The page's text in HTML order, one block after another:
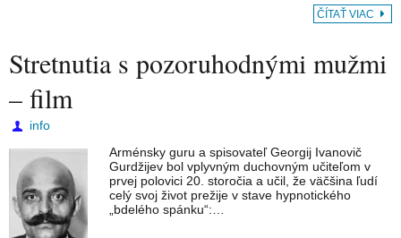
ČÍTAŤ VIAC
Stretnutia s pozoruhodnými mužmi
– film
info
Arménsky guru a spisovateľ Georgij Ivanovič
Gurdžijev bol vplyvným duchovným učiteľom v
prvej polovici 20. storočia a učil, že väčšina ľudí
celý svoj život prežije v stave hypnotického
„bdelého spánku“:…